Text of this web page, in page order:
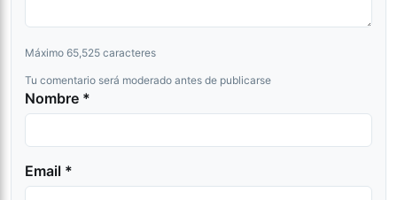
Máximo 65,525 caracteres
Tu comentario será moderado antes de publicarse
Nombre *
Email *